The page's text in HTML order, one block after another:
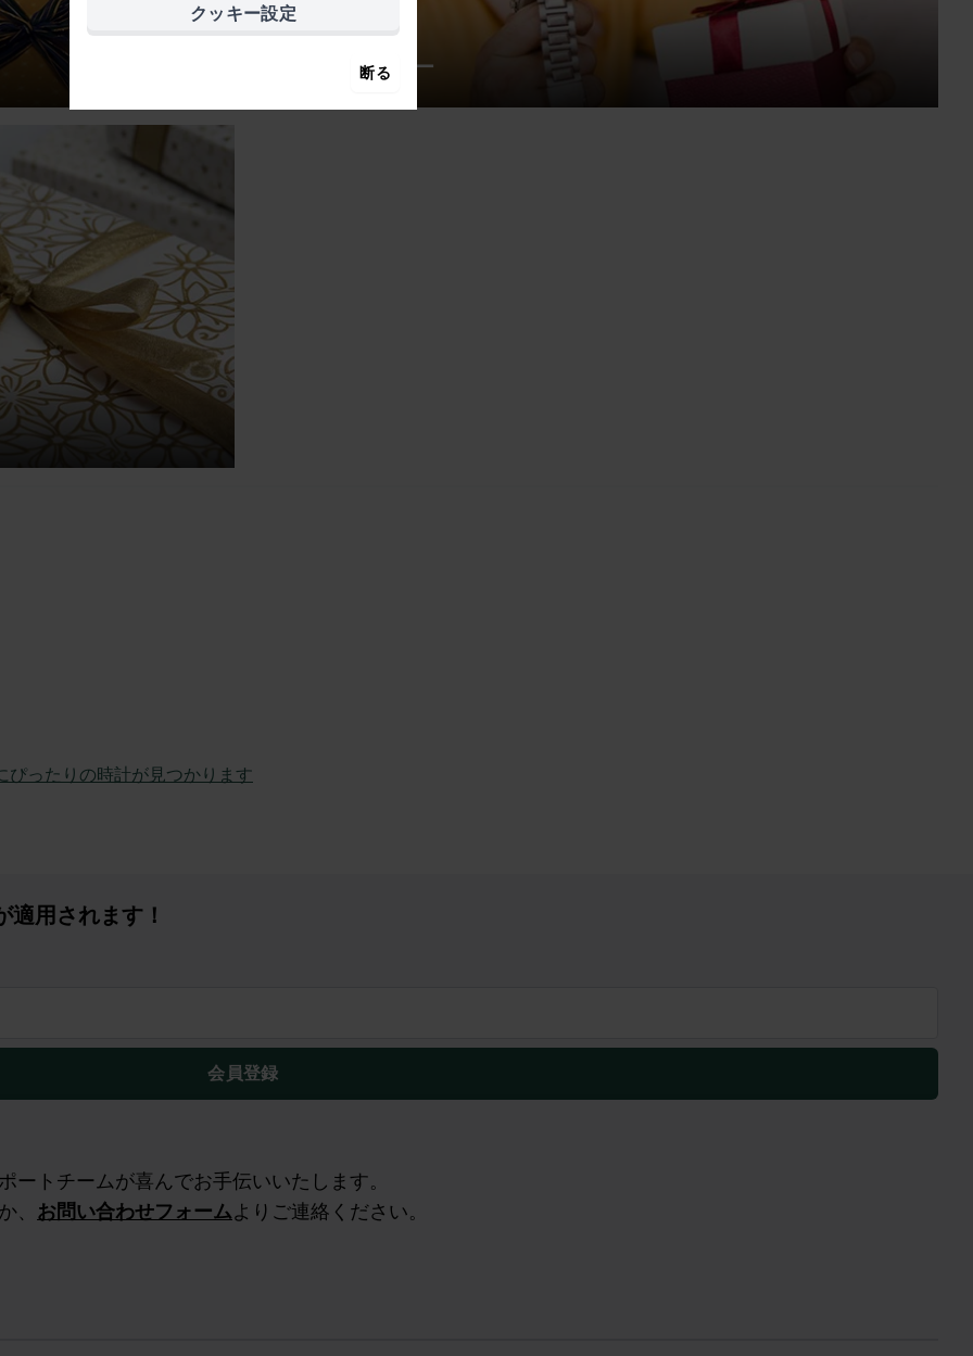
バレンタインデー
ったりの時計が見つかります
用されます！
会員登録
トチームが喜んでお手伝いいたします。
、 お問い合わせフォームよりご連絡ください。
クッキー設定
断る